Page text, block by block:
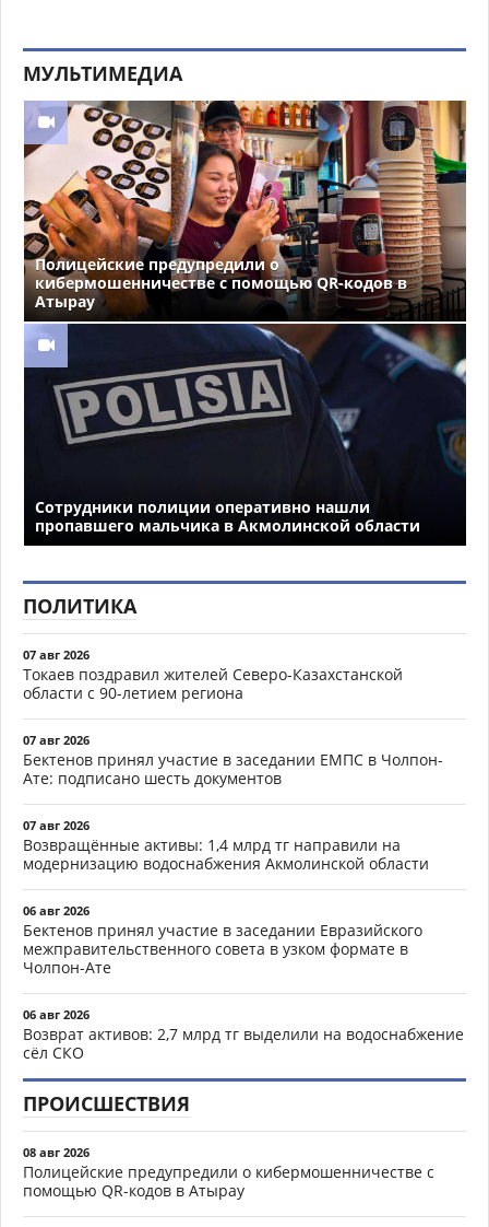
МУЛЬТИМЕДИА
Полицейские предупредили о
кибермошенничестве с помощью QR-кодов в
Атырау
Сотрудники полиции оперативно нашли
пропавшего мальчика в Акмолинской области
ПОЛИТИКА
07 авг 2026
Токаев поздравил жителей Северо-Казахстанской
области с 90-летием региона
07 авг 2026
Бектенов принял участие в заседании ЕМПС в Чолпон-
Ате: подписано шесть документов
07 авг 2026
Возвращённые активы: 1,4 млрд тг направили на
модернизацию водоснабжения Акмолинской области
06 авг 2026
Бектенов принял участие в заседании Евразийского
межправительственного совета в узком формате в
Чолпон-Ате
06 авг 2026
Возврат активов: 2,7 млрд тг выделили на водоснабжение
сёл СКО
ПРОИСШЕСТВИЯ
08 авг 2026
Полицейские предупредили о кибермошенничестве с
помощью QR-кодов в Атырау